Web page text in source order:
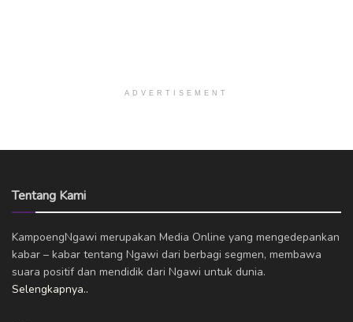
ADVERTISEMENT
Tentang Kami
KampoengNgawi merupakan Media Online yang mengedepankan
kabar – kabar tentang Ngawi dari berbagi segmen, membawa
suara positif dan mendidik dari Ngawi untuk dunia.
Selengkapnya..